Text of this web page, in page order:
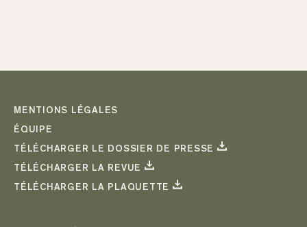
MENTIONS LÉGALES
ÉQUIPE
TÉLÉCHARGER LE DOSSIER DE PRESSE
TÉLÉCHARGER LA REVUE
TÉLÉCHARGER LA PLAQUETTE